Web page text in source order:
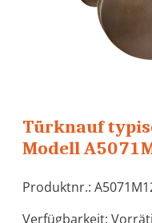
Türknauf
Modell
Produktnr.:
Verfügbarkeit: